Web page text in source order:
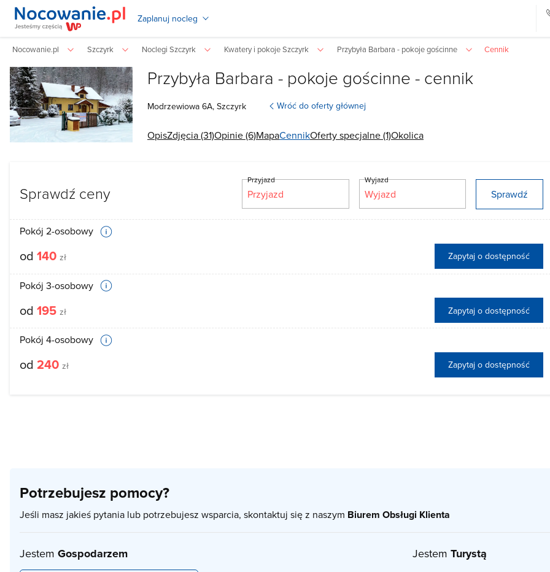
Zaplanuj nocleg
Nocowanie.pl Szczyrk Noclegi Szczyrk Kwatery i pokoje Szczyrk Przybyła Barbara - pokoje gościnne Cennik
Przybyła Barbara - pokoje gościnne - cennik
Modrzewiowa 6A, Szczyrk Wróć do oferty głównej
OpisZdjęcia (31)Opinie (6)MapaCennikOferty specjalne (1)Okolica
Sprawdź ceny
Przyjazd Wyjazd
Sprawdź
Pokój 2-osobowy
od 140 zł Zapytaj o dostępność
Pokój 3-osobowy
od 195 zł Zapytaj o dostępność
Pokój 4-osobowy
od 240 zł Zapytaj o dostępność
Potrzebujesz pomocy?
Jeśli masz jakieś pytania lub potrzebujesz wsparcia, skontaktuj się z naszym Biurem Obsługi Klienta
Jestem Gospodarzem Jestem Turystą